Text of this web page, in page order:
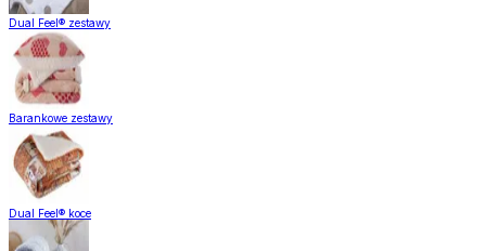
Dual Feel® zestawy
Barankowe zestawy
Dual Feel® koce